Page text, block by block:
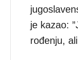
je kazao:
rođenju,